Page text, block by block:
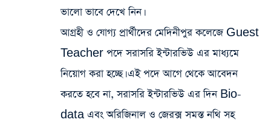
ভালো ভাবে দেখে নিন।
আগ্রহী ও যোগ্য প্রার্থীদের মেদিনীপুর কলেজে Guest
Teacher পদে সরাসরি ইন্টারভিউ এর মাধ্যমে
নিয়োগ করা হচ্ছে। এই পদে আগে থেকে আবেদন
করতে হবে না, সরাসরি ইন্টারভিউ এর দিন Bio-
data এবং অরিজিনাল ও জেরক্স সমস্ত নথি সহ